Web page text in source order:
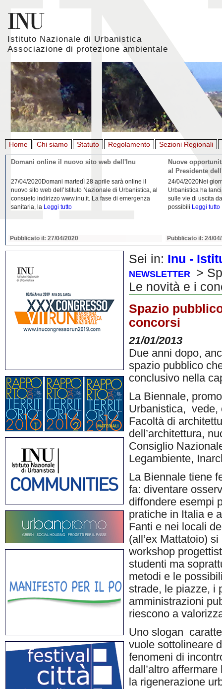
Istituto Nazionale di Urbanistica
Associazione di protezione ambientale
Home Chi siamo Statuto Regolamento Sezioni Regionali
Giornata mondiale della Terra, l'appello di Inu e
22/04/2020L'Istituto Nazionale di Urbanistica (INU) e
l’Associazione italiana di architettura del paesaggio
(AIAPP) in occasione della Giornata Mondiale della
Terra 2020Leggi tutto
Pubblicato il: 22/04/2020
La
21/04/
riflessione da parte
Domenico Moccia.
dell'architettura
Pubblicato il: 22/
Sei in: Inu -
NEWSLETTER
>
Le novità e i
Spazio
concorsi
21/01/2013
Due anni dopo,
spazio pubblico
conclusivo nella
La Biennale,
Urbanistica, vede,
Facoltà di
dell’architettura,
Consiglio
Legambiente,
La Biennale tiene
fa: diventare
diffondere esempi
pratiche in Italia e
Fanti e nei locali
(all’ex Mattatoio)
workshop
studenti ma
metodi e le
strade, le piazze, i
amministrazioni
riescono a
Uno slogan
vuole sottolineare
fenomeni di
dall’altro
la rigenerazione